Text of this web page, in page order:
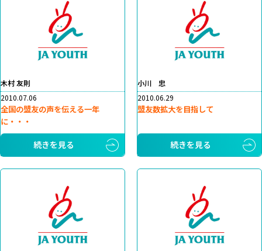
木村 友則
2010.07.06
全国の盟友の声を伝える一年
に・・・
続きを見る
小川 忠
2010.06.29
盟友数拡大を目指して
続きを見る